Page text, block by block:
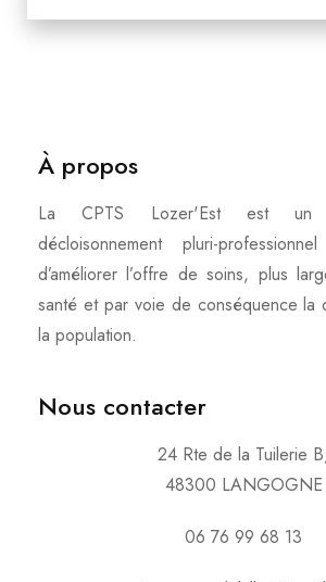
À propos
La CPTS Lozer'Est est un
décloisonnement pluri-
d’améliorer l’offre de soins, plus
santé et par voie de conséquence la
la population.
Nous contacter
24 Rte de la Tuilerie
48300 LANGOGNE
06 76 99 68 13